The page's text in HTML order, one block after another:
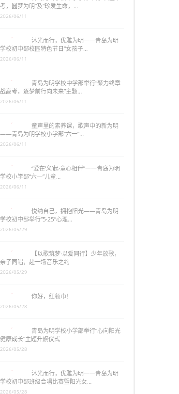
考，圆梦为明”及“珍爱生命，…
沐光而行，优雅为明——青岛为明
学校初中部校园特色节日“女孩子…
青岛为明学校中学部举行“聚力终章
战高考，逐梦前行向未来”主题…
童声里的素养课，歌声中的新为明
——青岛为明学校小学部“六一”…
“爱在‘义’起·童心相伴”——青岛为明
学校小学部“六一”儿童…
悦纳自己，拥抱阳光——青岛为明
学校初中部举行“5·25”心理…
【以歌筑梦·以爱同行】少年放歌，
亲子同唱，赴一场音乐之约
你好，红领巾！
青岛为明学校小学部举行“心向阳光
健康成长”主题升旗仪式
沐光而行，优雅为明——青岛为明
学校初中部班级合唱比赛暨阳光女…